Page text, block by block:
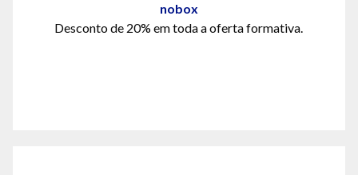
nobox
Desconto de 20%em toda a oferta formativa.